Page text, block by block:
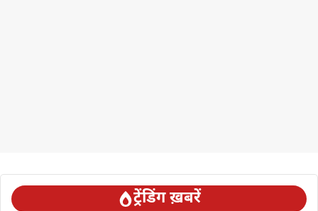
ट्रेंडिंग ख़बरें